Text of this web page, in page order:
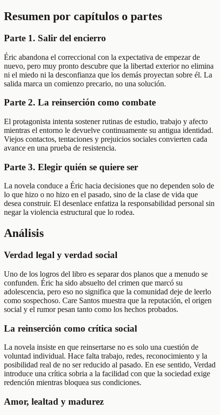
Resumen por capítulos o partes
Parte 1. Salir del encierro
Éric abandona el correccional con la expectativa de empezar de
nuevo, pero muy pronto descubre que la libertad exterior no elimina
ni el miedo ni la desconfianza que los demás proyectan sobre él. La
salida marca un comienzo precario, no una solución.
Parte 2. La reinserción como combate
El protagonista intenta sostener rutinas de estudio, trabajo y afecto
mientras el entorno le devuelve continuamente su antigua identidad.
Viejos contactos, tentaciones y prejuicios sociales convierten cada
avance en una prueba de resistencia.
Parte 3. Elegir quién se quiere ser
La novela conduce a Éric hacia decisiones que no dependen solo de
lo que hizo o no hizo en el pasado, sino de la clase de vida que
desea construir. El desenlace enfatiza la responsabilidad personal sin
negar la violencia estructural que lo rodea.
Análisis
Verdad legal y verdad social
Uno de los logros del libro es separar dos planos que a menudo se
confunden. Éric ha sido absuelto del crimen que marcó su
adolescencia, pero eso no significa que la comunidad deje de leerlo
como sospechoso. Care Santos muestra que la reputación, el origen
social y el rumor pesan tanto como los hechos probados.
La reinserción como crítica social
La novela insiste en que reinsertarse no es solo una cuestión de
voluntad individual. Hace falta trabajo, redes, reconocimiento y la
posibilidad real de no ser reducido al pasado. En ese sentido, Verdad
introduce una crítica sobria a la facilidad con que la sociedad exige
redención mientras bloquea sus condiciones.
Amor, lealtad y madurez